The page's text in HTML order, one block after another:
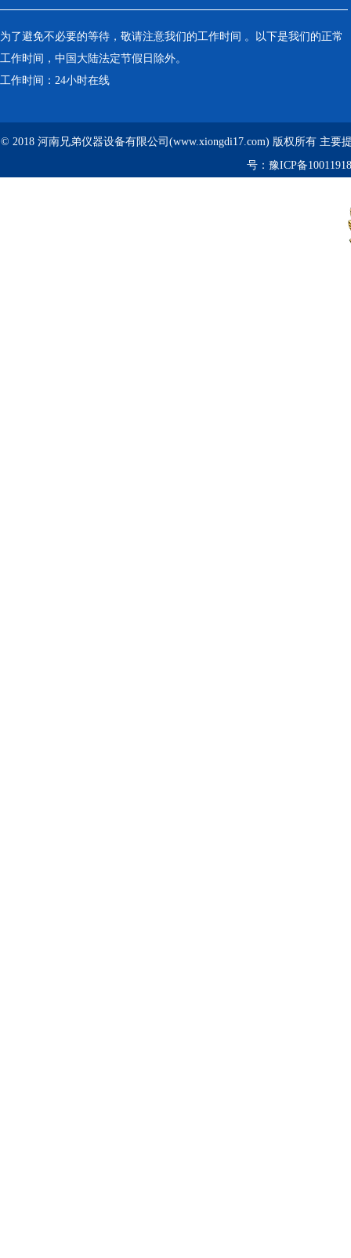
为了避免不必要的等待，敬请注意我们的工作时间 。以下是我们的正常
工作时间，中国大陆法定节假日除外。
工作时间：24小时在线
© 2018 河南兄弟仪器设备有限公司(www.xiongdi17.com) 版权所有 主要
号： 豫ICP备